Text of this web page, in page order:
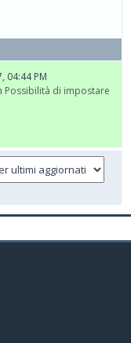
04:44 PM
Possibilità di impostare